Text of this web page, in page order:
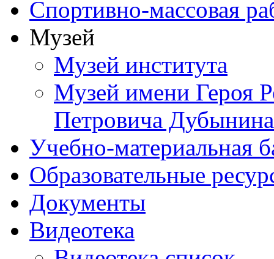
Спортивно-массовая
Музей
Музей института
Музей имени Героя
Петровича Дубынина
Учебно-материальная
Образовательные
Документы
Видеотека